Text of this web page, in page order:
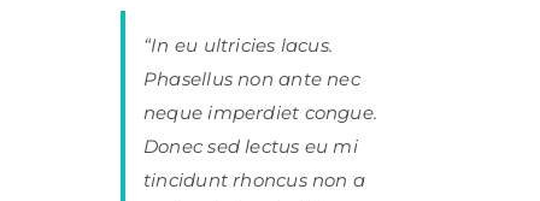
“In eu ultricies lacus.
Phasellus non ante nec
neque imperdiet congue.
Donec sed lectus eu mi
tincidunt rhoncus non a